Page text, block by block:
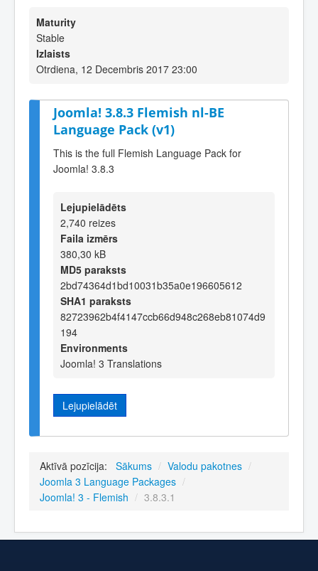
Maturity
Stable
Izlaists
Otrdiena, 12 Decembris 2017 23:00
Joomla! 3.8.3 Flemish nl-BE
Language Pack (v1)
This is the full Flemish Language Pack for
Joomla! 3.8.3
Lejupielādēts
2,740 reizes
Faila izmērs
380,30 kB
MD5 paraksts
2bd74364d1bd10031b35a0e196605612
SHA1 paraksts
82723962b4f4147ccb66d948c268eb81074d9
194
Environments
Joomla! 3 Translations
Lejupielādēt
Aktīvā pozīcija: Sākums / Valodu pakotnes /
Joomla 3 Language Packages /
Joomla! 3 - Flemish / 3.8.3.1